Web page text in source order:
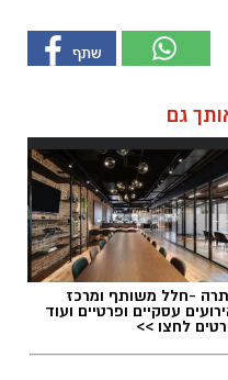
גם
-חלל משותף ומרכז
עסקיים ופרטיים ועוד
לחצו >>